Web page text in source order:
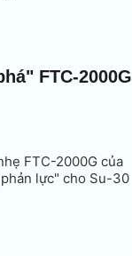
FTC-2000G
FTC-2000G của
lực" cho Su-30